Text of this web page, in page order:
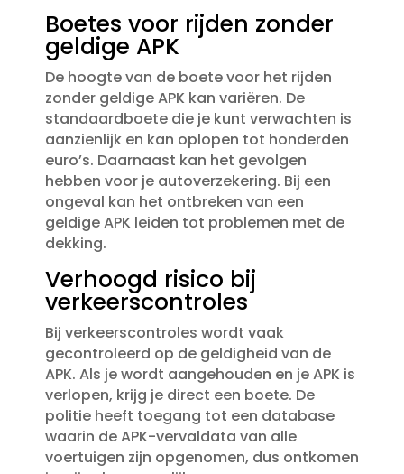
Boetes voor rijden zonder
geldige APK
De hoogte van de boete voor het rijden
zonder geldige APK kan variëren.​ De
standaardboete die je kunt verwachten is
aanzienlijk en kan oplopen tot honderden
euro’s.​ Daarnaast kan het gevolgen
hebben voor je autoverzekering.​ Bij een
ongeval kan het ontbreken van een
geldige APK leiden tot problemen met de
dekking.​
Verhoogd risico bij
verkeerscontroles
Bij verkeerscontroles wordt vaak
gecontroleerd op de geldigheid van de
APK.​ Als je wordt aangehouden en je APK is
verlopen, krijg je direct een boete.​ De
politie heeft toegang tot een database
waarin de APK-vervaldata van alle
voertuigen zijn opgenomen, dus ontkomen